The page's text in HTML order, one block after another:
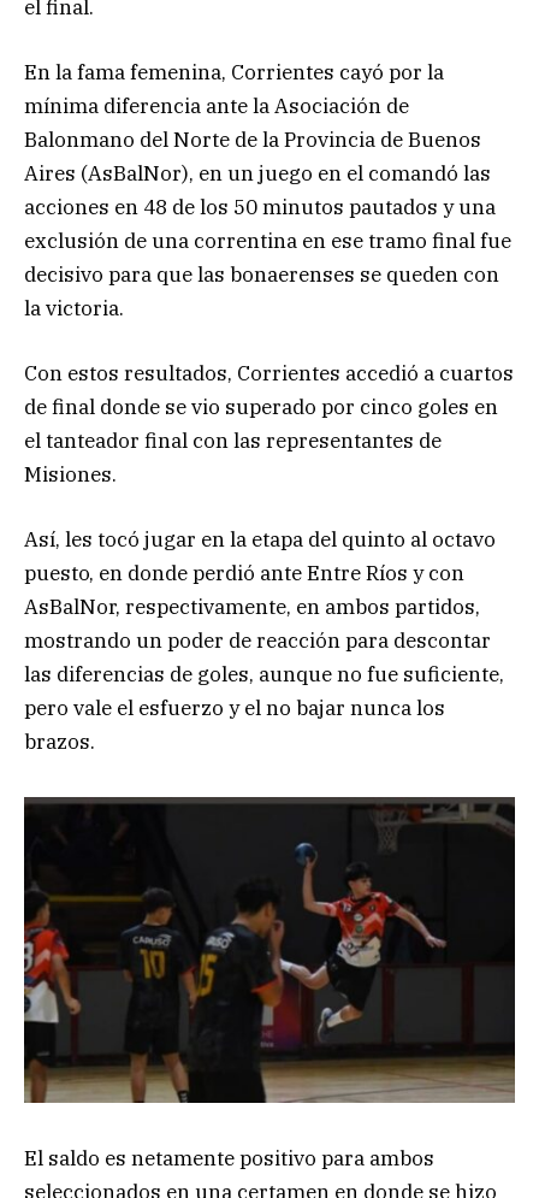
el final.
En la fama femenina, Corrientes cayó por la
mínima diferencia ante la Asociación de
Balonmano del Norte de la Provincia de Buenos
Aires (AsBalNor), en un juego en el comandó las
acciones en 48 de los 50 minutos pautados y una
exclusión de una correntina en ese tramo final fue
decisivo para que las bonaerenses se queden con
la victoria.
Con estos resultados, Corrientes accedió a cuartos
de final donde se vio superado por cinco goles en
el tanteador final con las representantes de
Misiones.
Así, les tocó jugar en la etapa del quinto al octavo
puesto, en donde perdió ante Entre Ríos y con
AsBalNor, respectivamente, en ambos partidos,
mostrando un poder de reacción para descontar
las diferencias de goles, aunque no fue suficiente,
pero vale el esfuerzo y el no bajar nunca los
brazos.
El saldo es netamente positivo para ambos
seleccionados en una certamen en donde se hizo